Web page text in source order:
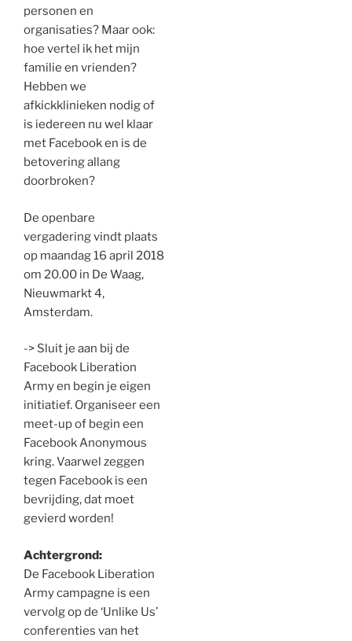
personen en
organisaties? Maar ook:
hoe vertel ik het mijn
familie en vrienden?
Hebben we
afkickklinieken nodig of
is iedereen nu wel klaar
met Facebook en is de
betovering allang
doorbroken?
De openbare
vergadering vindt plaats
op maandag 16 april 2018
om 20.00 in De Waag,
Nieuwmarkt 4,
Amsterdam.
-> Sluit je aan bij de
Facebook Liberation
Army en begin je eigen
initiatief. Organiseer een
meet-up of begin een
Facebook Anonymous
kring. Vaarwel zeggen
tegen Facebook is een
bevrijding, dat moet
gevierd worden!
Achtergrond:
De Facebook Liberation
Army campagne is een
vervolg op de ‘Unlike Us’
conferenties van het